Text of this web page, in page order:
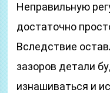
Неправильную
достаточно
Вследствие
зазоров детали
изнашиваться и